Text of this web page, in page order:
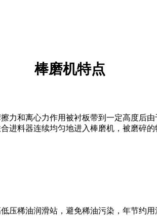
棒磨机特点
力和离心力作用被衬板带到一定高度后
进料器连续均匀地进入棒磨机，被磨碎
压稀油润滑站，避免稀油污染，年节约用